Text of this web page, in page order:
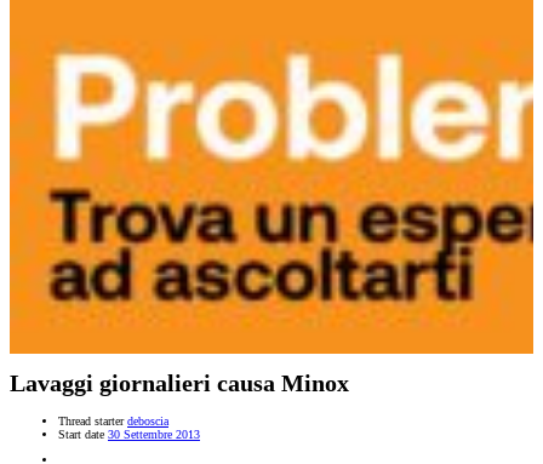
Lavaggi giornalieri causa Minox
Thread starter deboscia
Start date 30 Settembre 2013